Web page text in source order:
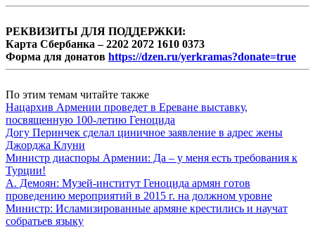
РЕКВИЗИТЫ ДЛЯ ПОДДЕРЖКИ:
Карта Сбербанка – 2202 2072 1610 0373
Форма для донатов https://dzen.ru/yerkramas?donate=true
По этим темам читайте также
Нацархив Армении проведет в Ереване выставку,
посвященную 100-летию Геноцида
Догу Перинчек сделал циничное заявление в адрес жены
Джорджа Клуни
Министр диаспоры Армении: Да – у меня есть требования к
Турции!
А. Демоян: Музей-институт Геноцида армян готов
проведению мероприятий в 2015 г. на должном уровне
Министр: Исламизированные армяне крестились и научат
собратьев языку